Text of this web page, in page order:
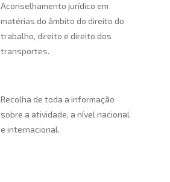
Aconselhamento jurídico em
matérias do âmbito do direito do
trabalho, direito e direito dos
transportes.
Recolha de toda a informação
sobre a atividade, a nível nacional
e internacional.